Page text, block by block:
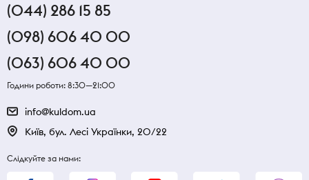
(044) 286 15 85
(098) 606 40 00
(063) 606 40 00
Години роботи: 8:30—21:00
info@kuldom.ua
Київ, бул. Лесі Українки, 20/22
Слідкуйте за нами: